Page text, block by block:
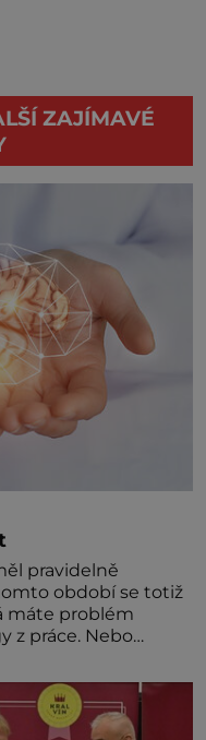
ZAJÍMAVÉ
pravidelně
období se totiž
máte problém
z práce. Nebo
tak, s věkem jako
Cvičte